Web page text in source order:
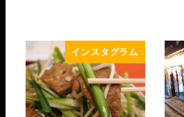
インスタグラム